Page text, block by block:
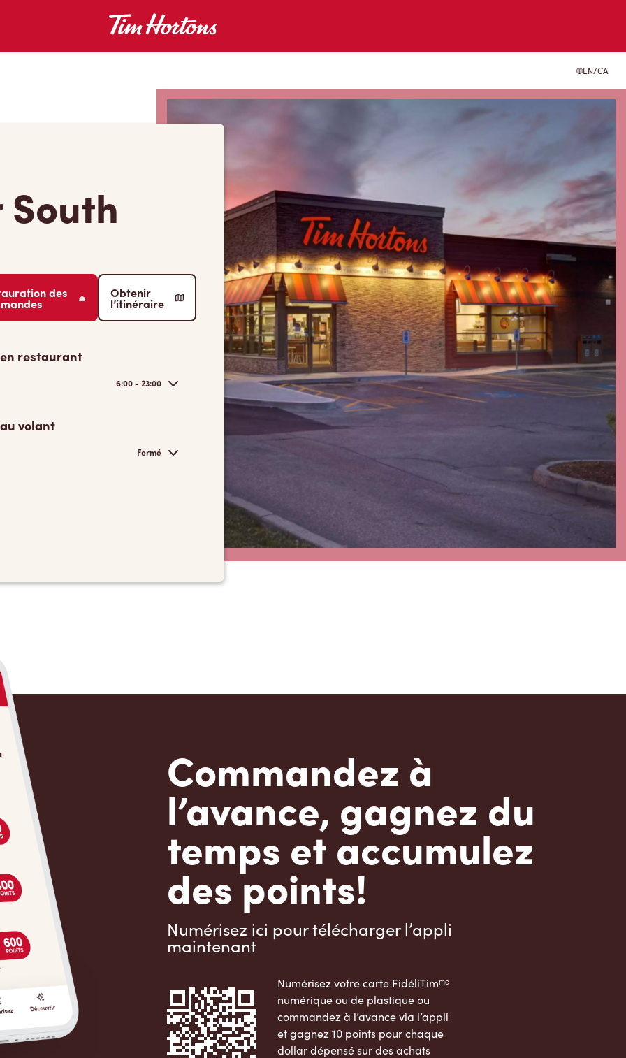
EN/CA
South
des Obtenir
l’itinéraire
restaurant
6:00 - 23:00
volant
Fermé
Commandez à
l’avance, gagnez du
temps et accumulez
des points!
Numérisez ici pour télécharger l’appli
maintenant
Numérisez votre carte FidéliTimᵐᶜ
numérique ou de plastique ou
commandez à l’avance via l’appli
et gagnez 10 points pour chaque
dollar dépensé sur des achats